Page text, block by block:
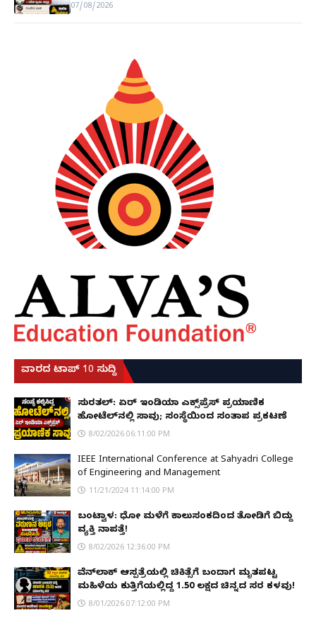
07/08/2026
ವಾರದ ಟಾಪ್ 10 ಸುದ್ದಿ
ಸುರತ್ಕಲ್: ಏರ್ ಇಂಡಿಯಾ ಎಕ್ಸ್‌ಪ್ರೆಸ್ ಪ್ರಯಾಣಿಕ
ಹೋಟೆಲ್‌ನಲ್ಲಿ ಸಾವು; ಸಂಸ್ಥೆಯಿಂದ ಸಂತಾಪ ಪ್ರಕಟಣೆ
8/02/2026 06:11:00 PM
IEEE International Conference at Sahyadri College
of Engineering and Management
11/21/2024 11:14:00 PM
ಬಂಟ್ವಾಳ: ಧೋ ಮಳೆಗೆ ಕಾಲುಸಂಕದಿಂದ ತೋಡಿಗೆ ಬಿದ್ದು
ವ್ಯಕ್ತಿ ನಾಪತ್ತೆ!
8/02/2026 12:36:00 PM
ವೆನ್‌ಲಾಕ್ ಆಸ್ಪತ್ರೆಯಲ್ಲಿ ಚಿಕಿತ್ಸೆಗೆ ಬಂದಾಗ ಮೃತಪಟ್ಟ
ಮಹಿಳೆಯ ಕುತ್ತಿಗೆಯಲ್ಲಿದ್ದ ₹1.50 ಲಕ್ಷದ ಚಿನ್ನದ ಸರ ಕಳವು!
8/01/2026 07:12:00 PM